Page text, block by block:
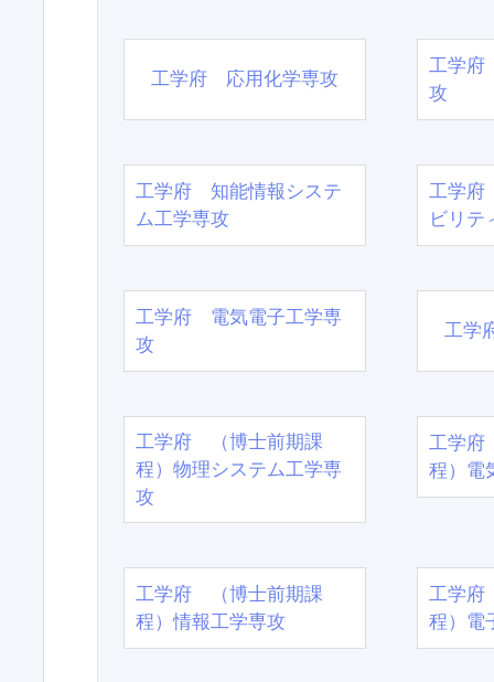
工学府 応用化学専攻
工学府
攻
工学府 知能情報システ
ム工学専攻
工学府
ビリテ
工学府 電気電子工学専
攻
工学
工学府 （博士前期課
程）物理システム工学専
攻
工学
程）電
工学府 （博士前期課
程）情報工学専攻
工学
程）電